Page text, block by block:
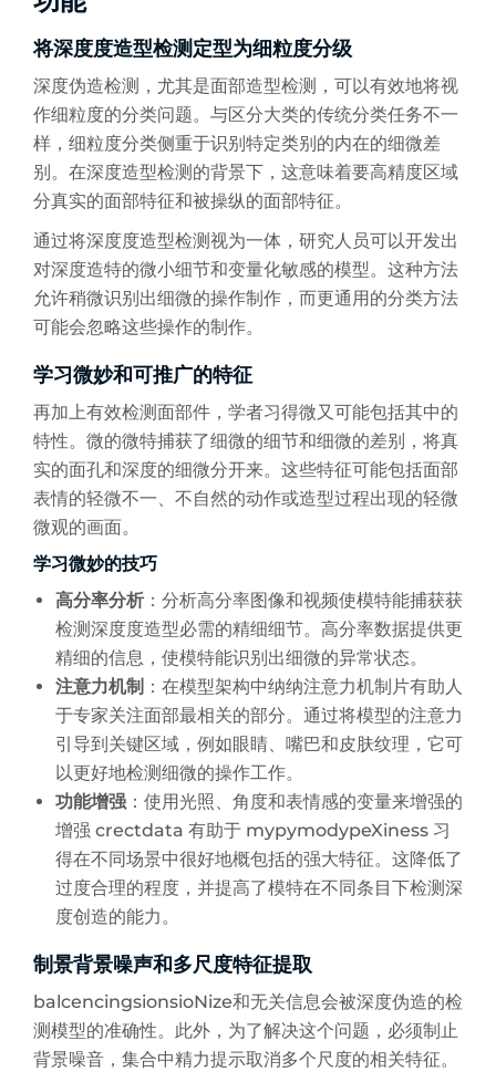
将深度度造型检测定型为细粒度分级
深度伪造检测，尤其是面部造型检测，可以有效地将视
作细粒度的分类问题。与区分大类的传统分类任务不一
样，细粒度分类侧重于识别特定类别的内在的细微差
别。在深度造型检测的背景下，这意味着要高精度区域
分真实的面部特征和被操纵的面部特征。
通过将深度度造型检测视为一体，研究人员可以开发出
对深度造特的微小细节和变量化敏感的模型。这种方法
允许稍微识别出细微的操作制作，而更通用的分类方法
可能会忽略这些操作的制作。
学习微妙和可推广的特征
再加上有效检测面部件，学者习得微又可能包括其中的
特性。微的微特捕获了细微的细节和细微的差别，将真
实的面孔和深度的细微分开来。这些特征可能包括面部
表情的轻微不一、不自然的动作或造型过程出现的轻微
微观的画面。
学习微妙的技巧
高分率分析 ：分析高分率图像和视频使模特能捕获获
检测深度度造型必需的精细细节。高分率数据提供更
精细的信息，使模特能识别出细微的异常状态。
注意力机制 ：在模型架构中纳纳注意力机制片有助人
于专家关注面部最相关的部分。通过将模型的注意力
引导到关键区域，例如眼睛、嘴巴和皮肤纹理，它可
以更好地检测细微的操作工作。
功能增强 ：使用光照、角度和表情感的变量来增强的
增强 crectdata 有助于 mypymodypeXiness 习
得在不同场景中很好地概包括的强大特征。这降低了
过度合理的程度，并提高了模特在不同条目下检测深
度创造的能力。
制景背景噪声和多尺度特征提取
balcencingsionsioNize和无关信息会被深度伪造的检
测模型的准确性。此外，为了解决这个问题，必须制止
背景噪音，集合中精力提示取消多个尺度的相关特征。